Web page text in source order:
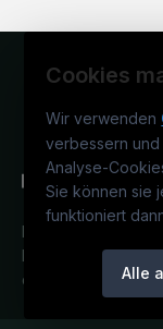
Cookies
Wir verwenden
verbessern
Analyse-
Sie können sie
funktioniert
Alle
Deutschlands
Karriereportal.Ein
candidatis GmbH.